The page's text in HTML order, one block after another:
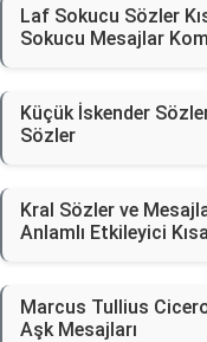
Laf Sokucu Sözler
Sokucu Mesajlar
Küçük İskender
Sözler
Kral Sözler ve
Anlamlı Etkileyici Kısa
Marcus Tullius
Aşk Mesajları